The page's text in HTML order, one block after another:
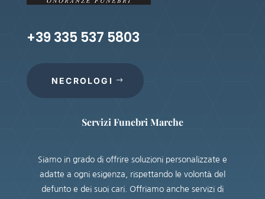
+39 335 537 5803
NECROLOGI
Servizi Funebri Marche
Siamo in grado di offrire soluzioni personalizzate e
adatte a ogni esigenza, rispettando le volontà del
defunto e dei suoi cari. Offriamo anche servizi di